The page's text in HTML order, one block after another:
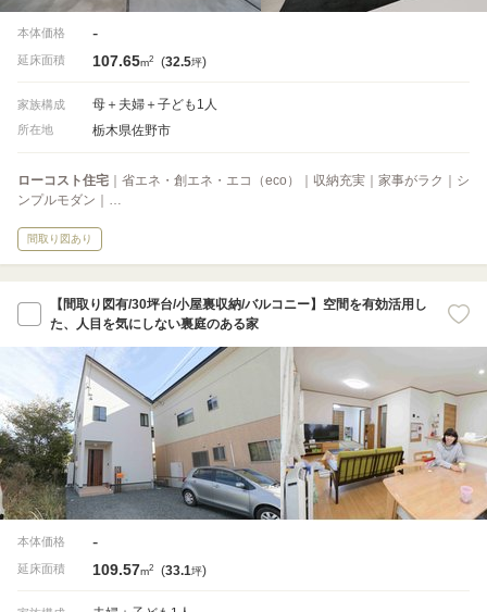
本体価格 -
延床面積 107.65m2 (32.5坪)
家族構成 母＋夫婦＋子ども1人
所在地 栃木県佐野市
ローコスト住宅 ｜省エネ・創エネ・エコ（eco）｜収納充実｜家事がラク｜シ
ンプルモダン｜…
間取り図あり
【間取り図有/30坪台/小屋裏収納/バルコニー】空間を有効活用し
た、人目を気にしない裏庭のある家
本体価格 -
延床面積 109.57m2 (33.1坪)